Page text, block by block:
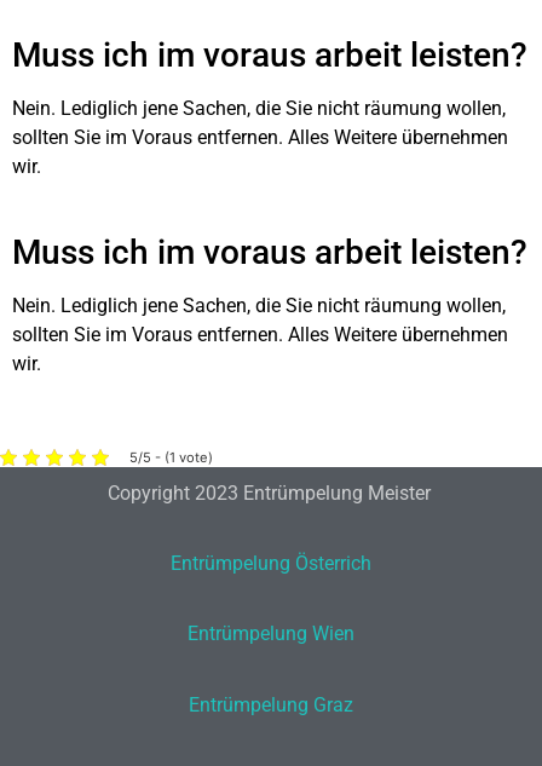
Muss ich im voraus arbeit leisten?
Nein. Lediglich jene Sachen, die Sie nicht räumung wollen,
sollten Sie im Voraus entfernen. Alles Weitere übernehmen
wir.
Muss ich im voraus arbeit leisten?
Nein. Lediglich jene Sachen, die Sie nicht räumung wollen,
sollten Sie im Voraus entfernen. Alles Weitere übernehmen
wir.
5/5 - (1 vote)
Copyright 2023 Entrümpelung Meister
Entrümpelung Österrich
Entrümpelung Wien
Entrümpelung Graz